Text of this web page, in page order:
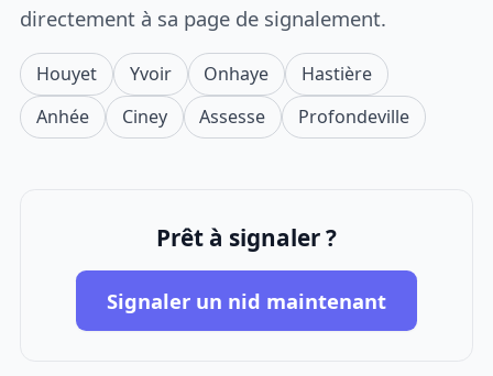
directement à sa page de signalement.
Houyet Yvoir Onhaye
Hastière
Anhée
Ciney Assesse Profondeville
Prêt à signaler ?
Signaler un nid maintenant